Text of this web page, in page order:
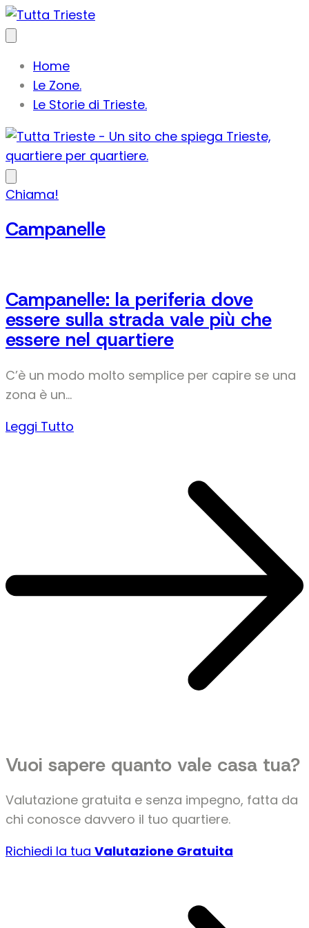
Home
Le Zone.
Le Storie di Trieste.
Chiama!
Campanelle
Campanelle: la periferia dove
essere sulla strada vale più che
essere nel quartiere
C’è un modo molto semplice per capire se una
zona è un…
Leggi Tutto
Campanelle:
periferia
dove
essere
Vuoi sapere quanto vale casa tua?
Valutazione gratuita e senza impegno, fatta da
chi conosce davvero il tuo quartiere.
Richiedi la tua Valutazione Gratuita